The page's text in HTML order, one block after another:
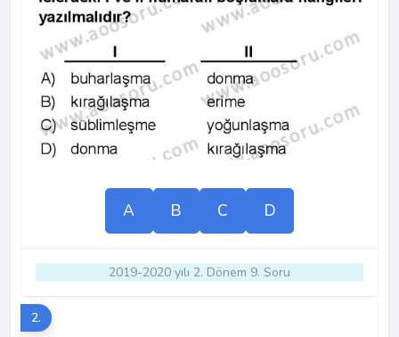
A B C D
2019-2020 yılı 2. Dönem 9. Soru
2.